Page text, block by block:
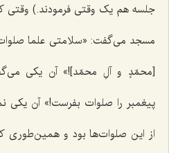
جلسه هم یک وقتی فرمودند.) وقتی
مسجد می‌گفت: «سلامتی علما
[محمّدٍ و آلِ محمّد]!» آن یکی
پیغمبر را صلوات بفرست!» آن یکی
از این صلوات‌ها بود و همین‌طوری